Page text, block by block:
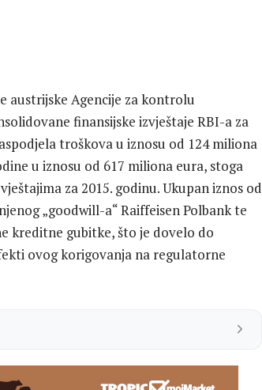
austrijske Agencije za kontrolu
finansijske izvještaje RBI-a za
troškova u iznosu od 124 miliona
u iznosu od 617 miliona eura, stoga
za 2015. godinu. Ukupan iznos od
„goodwill-a“ Raiffeisen Polbank te
kreditne gubitke, što je dovelo do
ovog korigovanja na regulatorne